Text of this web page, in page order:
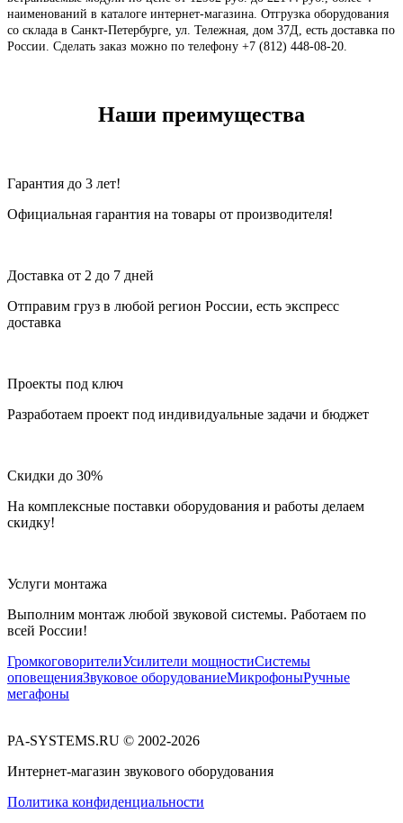
наименований в каталоге интернет-магазина. Отгрузка оборудования
со склада в Санкт-Петербурге, ул. Тележная, дом 37Д, есть доставка по
России. Сделать заказ можно по телефону +7 (812) 448-08-20
Наши преимущества
Гарантия до 3 лет!
Официальная гарантия на товары от производителя!
Доставка от 2 до 7 дней
Отправим груз в любой регион России, есть экспресс
доставка
Проекты под ключ
Разработаем проект под индивидуальные задачи и бюджет
Скидки до 30%
На комплексные поставки оборудования и работы делаем
скидку!
Услуги монтажа
Выполним монтаж любой звуковой системы. Работаем по
всей России!
ГромкоговорителиУсилители мощностиСистемы
оповещенияЗвуковое оборудованиеМикрофоныРучные
мегафоны
PA-SYSTEMS.RU © 2002-2026
Интернет-магазин звукового оборудования
Политика конфиденциальности